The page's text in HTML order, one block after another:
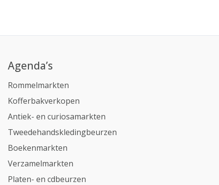
Agenda’s
Rommelmarkten
Kofferbakverkopen
Antiek- en curiosamarkten
Tweedehandskledingbeurzen
Boekenmarkten
Verzamelmarkten
Platen- en cdbeurzen